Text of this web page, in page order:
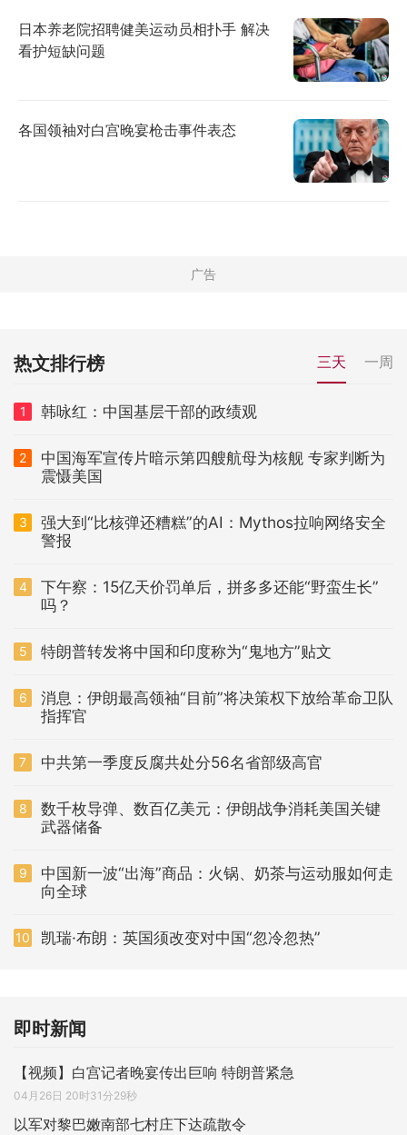
日本养老院招聘健美运动员相扑手 解决
看护短缺问题
各国领袖对白宫晚宴枪击事件表态
热文排行榜 三天 一周
1 韩咏红：中国基层干部的政绩观
2
中国海军宣传片暗示第四艘航母为核舰 专家判断为
震慑美国
3
强大到“比核弹还糟糕”的AI：Mythos拉响网络安全
警报
4
下午察：15亿天价罚单后，拼多多还能“野蛮生长”
吗？
5 特朗普转发将中国和印度称为“鬼地方”贴文
6
消息：伊朗最高领袖“目前”将决策权下放给革命卫队
指挥官
7 中共第一季度反腐共处分56名省部级高官
8
数千枚导弹、数百亿美元：伊朗战争消耗美国关键
武器储备
9
中国新一波“出海”商品：火锅、奶茶与运动服如何走
向全球
10 凯瑞·布朗：英国须改变对中国“忽冷忽热”
即时新闻
【视频】白宫记者晚宴传出巨响 特朗普紧急
04月26日 20时31分29秒
以军对黎巴嫩南部七村庄下达疏散令